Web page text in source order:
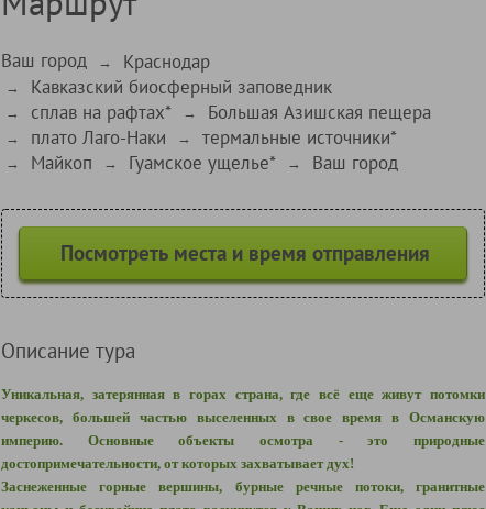
Ваш город → Краснодар
→ Кавказский биосферный заповедник
→ сплав на рафтах* → Большая Азишская пещера
→ плато Лаго-Наки → термальные источники*
→ Майкоп → Гуамское ущелье* → Ваш город
Посмотреть места и время отправления
Описание тура
Уникальная, затерянная в горах страна, где всё еще живут потомки
черкесов, большей частью выселенных в свое время в Османскую
империю. Основные объекты осмотра - это природные
достопримечательности, от которых захватывает дух!
Заснеженные горные вершины, бурные речные потоки, гранитные